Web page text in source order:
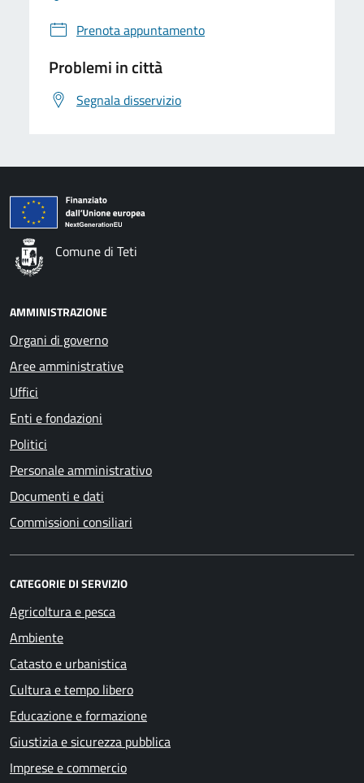
Prenota appuntamento
Problemi in città
Segnala disservizio
Comune di Teti
AMMINISTRAZIONE
Organi di governo
Aree amministrative
Uffici
Enti e fondazioni
Politici
Personale amministrativo
Documenti e dati
Commissioni consiliari
CATEGORIE DI SERVIZIO
Agricoltura e pesca
Ambiente
Catasto e urbanistica
Cultura e tempo libero
Educazione e formazione
Giustizia e sicurezza pubblica
Imprese e commercio